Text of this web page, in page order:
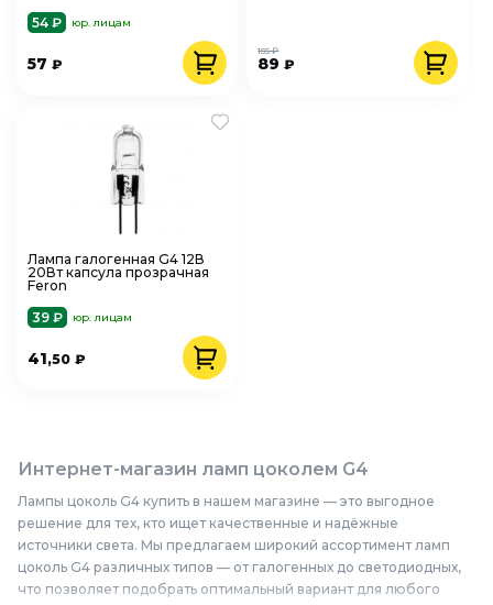
54 ₽
юр. лицам
57 ₽ 89₽
155 ₽
Лампа галогенная G4 12В
20Вт капсула прозрачная
Feron
39 ₽
юр. лицам
41,50 ₽
Интернет-магазин ламп цоколем G4
Лампы цоколь G4 купить в нашем магазине — это выгодное
решение для тех, кто ищет качественные и надёжные
источники света. Мы предлагаем широкий ассортимент ламп
цоколь G4 различных типов — от галогенных до светодиодных,
что позволяет подобрать оптимальный вариант для любого